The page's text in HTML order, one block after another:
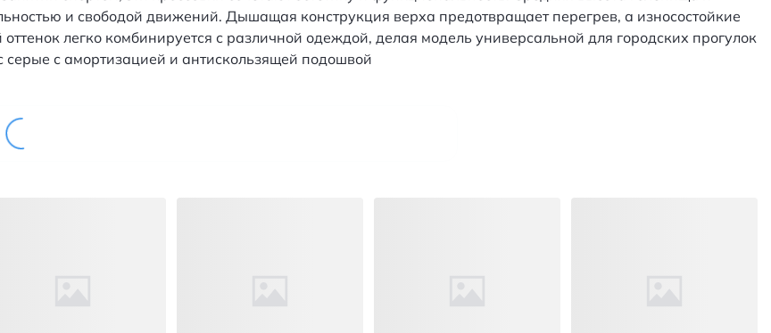
и свободой движений. Дышащая конструкция верха предотвращает перегрев, а износостойкие
легко комбинируется с различной одеждой, делая модель универсальной для городских прогулок
с амортизацией и антискользящей подошвой